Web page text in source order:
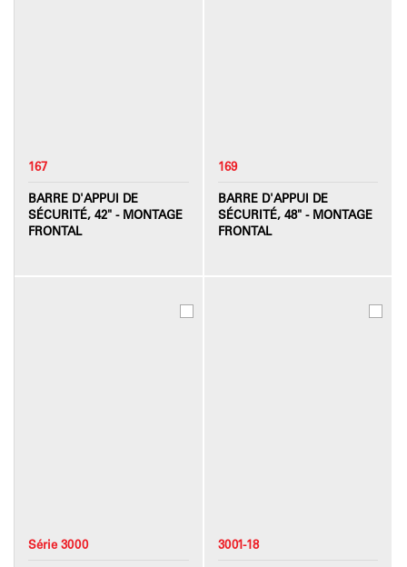
167
BARRE D'APPUI DE
SÉCURITÉ, 42" - MONTAGE
FRONTAL
169
BARRE D'APPUI DE
SÉCURITÉ, 48" - MONTAGE
FRONTAL
Série 3000 3001-18